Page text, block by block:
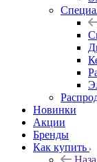
Новинки
Акции
Бренды
Как купить